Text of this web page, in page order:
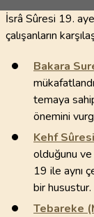
İsrâ Sûresi 19.
çalışanların
Bakara
temaya
önemini
Kehf Sûresi
olduğunu ve
19 ile aynı
bir husustur.
Tebareke